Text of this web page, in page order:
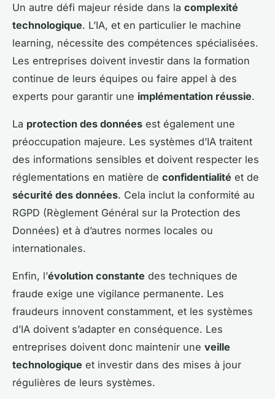
Un autre défi majeur réside dans la complexité
technologique. L’IA, et en particulier le machine
learning, nécessite des compétences spécialisées.
Les entreprises doivent investir dans la formation
continue de leurs équipes ou faire appel à des
experts pour garantir une implémentation réussie.
La protection des données est également une
préoccupation majeure. Les systèmes d’IA traitent
des informations sensibles et doivent respecter les
réglementations en matière de confidentialité et de
sécurité des données. Cela inclut la conformité au
RGPD (Règlement Général sur la Protection des
Données) et à d’autres normes locales ou
internationales.
Enfin, l’évolution constante des techniques de
fraude exige une vigilance permanente. Les
fraudeurs innovent constamment, et les systèmes
d’IA doivent s’adapter en conséquence. Les
entreprises doivent donc maintenir une veille
technologique et investir dans des mises à jour
régulières de leurs systèmes.